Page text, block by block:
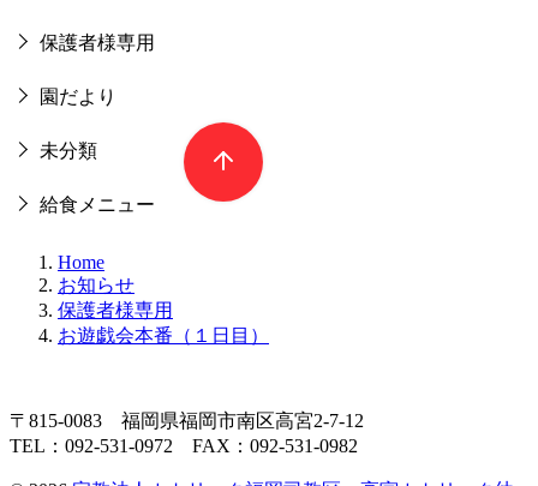
保護者様専用
園だより
未分類
給食メニュー
Home
お知らせ
保護者様専用
お遊戯会本番（１日目）
〒815-0083 福岡県福岡市南区高宮2-7-12
TEL：092-531-0972 FAX：092-531-0982